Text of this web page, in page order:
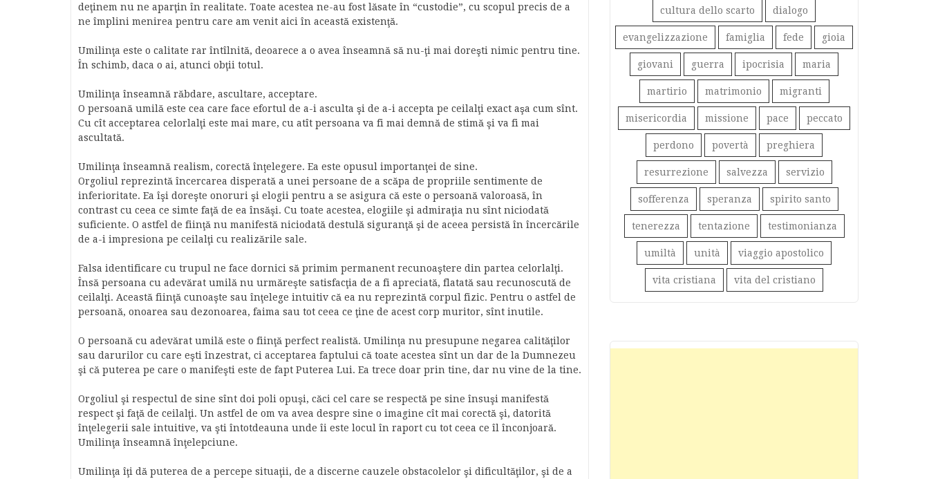
deţinem nu ne aparţin în realitate. Toate acestea ne-au fost lăsate în “custodie”, cu scopul precis de a
ne împlini menirea pentru care am venit aici în această existenţă.
Umilinţa este o calitate rar întîlnită, deoarece a o avea înseamnă să nu-ţi mai doreşti nimic pentru tine.
În schimb, daca o ai, atunci obţii totul.
Umilinţa înseamnă răbdare, ascultare, acceptare.
O persoană umilă este cea care face efortul de a-i asculta şi de a-i accepta pe ceilalţi exact aşa cum sînt.
Cu cît acceptarea celorlalţi este mai mare, cu atît persoana va fi mai demnă de stimă şi va fi mai
ascultată.
Umilinţa înseamnă realism, corectă înţelegere. Ea este opusul importanţei de sine.
Orgoliul reprezintă încercarea disperată a unei persoane de a scăpa de propriile sentimente de
inferioritate. Ea îşi doreşte onoruri şi elogii pentru a se asigura că este o persoană valoroasă, în
contrast cu ceea ce simte faţă de ea însăşi. Cu toate acestea, elogiile şi admiraţia nu sînt niciodată
suficiente. O astfel de fiinţă nu manifestă niciodată destulă siguranţă şi de aceea persistă în încercările
de a-i impresiona pe ceilalţi cu realizările sale.
Falsa identificare cu trupul ne face dornici să primim permanent recunoaştere din partea celorlalţi.
Însă persoana cu adevărat umilă nu urmăreşte satisfacţia de a fi apreciată, flatată sau recunoscută de
ceilalţi. Această fiinţă cunoaşte sau înţelege intuitiv că ea nu reprezintă corpul fizic. Pentru o astfel de
persoană, onoarea sau dezonoarea, faima sau tot ceea ce ţine de acest corp muritor, sînt inutile.
O persoană cu adevărat umilă este o fiinţă perfect realistă. Umilinţa nu presupune negarea calităţilor
sau darurilor cu care eşti înzestrat, ci acceptarea faptului că toate acestea sînt un dar de la Dumnezeu
şi că puterea pe care o manifeşti este de fapt Puterea Lui. Ea trece doar prin tine, dar nu vine de la tine.
Orgoliul şi respectul de sine sînt doi poli opuşi, căci cel care se respectă pe sine însuşi manifestă
respect şi faţă de ceilalţi. Un astfel de om va avea despre sine o imagine cît mai corectă şi, datorită
înţelegerii sale intuitive, va şti întotdeauna unde îi este locul în raport cu tot ceea ce îl înconjoară.
Umilinţa înseamnă înţelepciune.
Umilinţa îţi dă puterea de a percepe situaţii, de a discerne cauzele obstacolelor şi dificultăţilor, şi de a
cultura dello scarto dialogo
evangelizzazione famiglia fede gioia
giovani guerra ipocrisia maria
martirio matrimonio migranti
misericordia missione pace peccato
perdono povertà preghiera
resurrezione salvezza servizio
sofferenza speranza spirito santo
tenerezza tentazione testimonianza
umiltà unità viaggio apostolico
vita cristiana vita del cristiano